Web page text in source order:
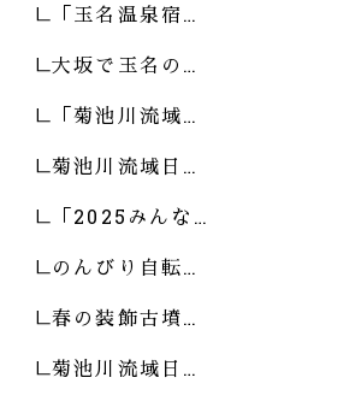
「玉名温泉宿…
大坂で玉名の…
「菊池川流域…
菊池川流域日…
「2025みんな…
のんびり自転…
春の装飾古墳…
菊池川流域日…